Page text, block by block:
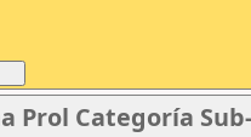
Prol Categoría